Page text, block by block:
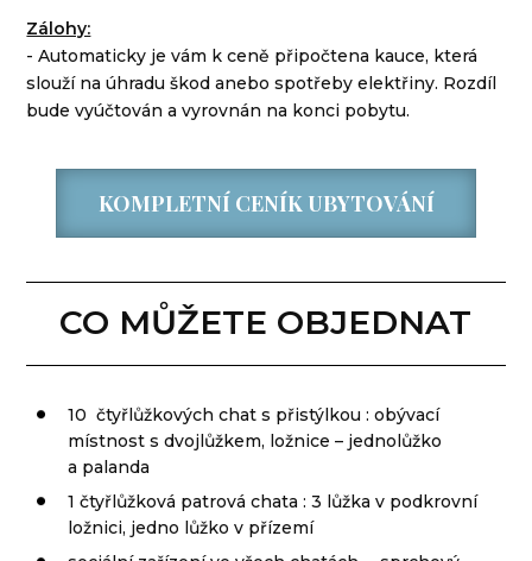
Zálohy:
- Automaticky je vám k ceně připočtena kauce, která
slouží na úhradu škod anebo spotřeby elektřiny. Rozdíl
bude vyúčtován a vyrovnán na konci pobytu.
KOMPLETNÍ CENÍK UBYTOVÁNÍ
CO MŮŽETE OBJEDNAT
10 čtyřlůžkových chat s přistýlkou : obývací
místnost s dvojlůžkem, ložnice – jednolůžko
a palanda
1 čtyřlůžková patrová chata : 3 lůžka v podkrovní
ložnici, jedno lůžko v přízemí